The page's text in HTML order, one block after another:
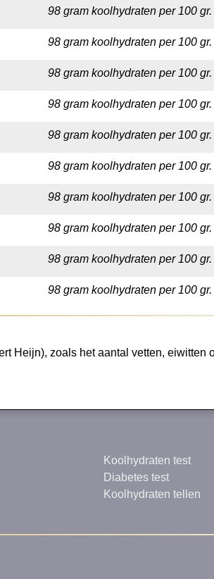
98 gram koolhydraten per 100 gr.
98 gram koolhydraten per 100 gr.
98 gram koolhydraten per 100 gr.
98 gram koolhydraten per 100 gr.
98 gram koolhydraten per 100 gr.
98 gram koolhydraten per 100 gr.
98 gram koolhydraten per 100 gr.
98 gram koolhydraten per 100 gr.
98 gram koolhydraten per 100 gr.
98 gram koolhydraten per 100 gr.
Heijn), zoals het aantal vetten, eiwitten
Koolhydraten test
Diabetes test
Koolhydraten tellen